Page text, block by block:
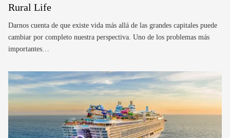
Rural Life
Darnos cuenta de que existe vida más allá de las grandes capitales puede
cambiar por completo nuestra perspectiva. Uno de los problemas más
importantes…